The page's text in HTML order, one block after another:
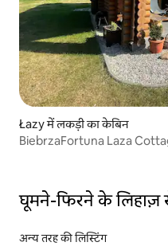
Łazy में लकड़ी का केबिन
BiebrzaFortuna Laza
घूमने-फिरने के लिहाज़
अन्य तरह की लिस्टिंग